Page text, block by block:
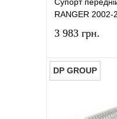
RANGER 2002-
3 983 грн.
Купити в 1
DP GROUP